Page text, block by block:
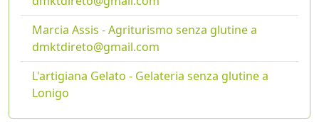
Marcia Assis - Agriturismo senza glutine a
dmktdireto@gmail.com
L'artigiana Gelato - Gelateria senza glutine a
Lonigo